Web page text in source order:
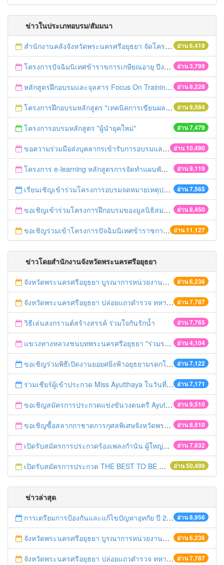
ข่าวในประเภทอบรม/สัมมนา
อ่าน 6,419
สำนักงานคลังจังหวัดพระนครศรีอยุธยา จัดโครงการฝึกอบรมเชิงปฏิบัติการ "การจัดซื้อจัดจ้างด้วยวิธีตลาดอิเล็กทรอนิกส์ (e-market)และวิธีประกวดราคาอิเล็กทรอนิกส์ (e-bidding)" ในวันที่ 4 เมษายน 2559 ณ อาคารราชภัฎ 100ปี ชั้น 2 มหาวิทยาลัยราชภัฎพระนครศรีอยุธยา
อ่าน 3,799
โครงการปัจฉิมนิเทศข้าราขการเกษียณอายุ ปีงบประมาณ พ.ศ. 2559
อ่าน 8,228
หลักสูตรฝึกอบรมและจุลสาร Focus On Training
อ่าน 9,584
โครงการฝึกอบรมหลักสูตร "เทคนิคการเขียนผลงานทางวิชาการ" รุ่นที่ 2
อ่าน 7,479
โครงการอบรมหลักสูตร "ผู้นำยุคใหม่"
อ่าน 10,490
ขอความร่วมมือส่งบุคลากรเข้ารับการอบรมและเผยแพร่ข่าวอบรม ประจำปี 2558
อ่าน 9,119
โครงการ e-learning หลักสูตรการจัดทำแผนพัฒนาจังหวัด
อ่าน 7,565
เรียนเชิญเข้าร่วมโครงการอบรมจดหมายเหตุประจำปี 2558 ของสมาคมจดหมายเหตุสยาม
อ่าน 8,450
ขอเชิญเข้าร่วมโครงการฝึกอบรมของมูลนิธิสมาคมนักเรียนทุนรัฐบาลไทย
อ่าน 11,127
ขอเชิญร่วมเข้าโครงการปัจฉิมนิเทศข้าราชการเกษียณอายุ ปี 2558
ข่าวโดยสำนักงานจังหวัดพระนครศรีอยุธยา
อ่าน 6,236
จังหวัดพระนครศรีอยุธยา บูรณาการหน่วยงานที่เกี่ยวข้อง ลงพื้นที่จัดระเบียบและดำเนินมาตรการตามบทลงโทษสูงสุดกับผู้ประกอบการร้านค้าที่ยังฝ่าฝืนตั้งร้านค้ารุกล้ำเขตพื้นที่ทางหลวง เตรียมความปลอดภัยก่อนเทศกาลสงกรานต์
อ่าน 7,787
จังหวัดพระนครศรีอยุธยา ปล่อยแถวตำรวจ ทหาร ฝ่ายปกครอง กว่า 100 นาย ตรวจเข้มท่ารถสาธารณะ สถานีขนส่งรถโดยสาร วินรถตู้ และสถานีรถไฟ เตรียมรับมือเทศกาลสงกรานต์
อ่าน 7,765
วิธีเล่นสงกรานต์สร้างสรรค์ ร่วมใจกันรักน้ำ
อ่าน 4,104
แขวงทางหลวงชนบทพระนครศรีอยุธยา "ร่วมรณรงค์ ขับช้า เปิดไฟหน้า คาดเข็มขัด" เทศกาลสงกรานต์ ปี 2561
อ่าน 7,122
ขอเชิญร่วมพิธีเปิดงานยอยศยิ่งฟ้าอยุธยามรดกโลก
อ่าน 7,171
ร่วมเชียร์ผู้เข้าประกวด Miss Ayutthaya ในวันที่ 15 ธันวาคม 2560
อ่าน 9,510
ขอเชิญสมัครการประกวดแข่งขันวงดนตรี Ayutthaya battle of the bands
อ่าน 8,510
ขอเชิญซื้อสลากกาชาดการกุศลพิเศษจังหวัดพระนครศรีอยุธยา 2560
อ่าน 7,832
เปิดรับสมัครการประกวดร้องเพลงกำนัน ผู้ใหญ่บ้าน ฯลฯ
อ่าน 50,499
เปิดรับสมัครการประกวด THE BEST TO BE NUMBER ONE
ข่าวล่าสุด
อ่าน 8,956
การเตรียมการป้องกันและแก้ไขปัญหาอุทกัย ปี 2561
อ่าน 6,236
จังหวัดพระนครศรีอยุธยา บูรณาการหน่วยงานที่เกี่ยวข้อง ลงพื้นที่จัดระเบียบและดำเนินมาตรการตามบทลงโทษสูงสุดกับผู้ประกอบการร้านค้าที่ยังฝ่าฝืนตั้งร้านค้ารุกล้ำเขตพื้นที่ทางหลวง เตรียมความปลอดภัยก่อนเทศกาลสงกรานต์
อ่าน 7,787
จังหวัดพระนครศรีอยุธยา ปล่อยแถวตำรวจ ทหาร ฝ่ายปกครอง กว่า 100 นาย ตรวจเข้มท่ารถสาธารณะ สถานีขนส่งรถโดยสาร วินรถตู้ และสถานีรถไฟ เตรียมรับมือเทศกาลสงกรานต์